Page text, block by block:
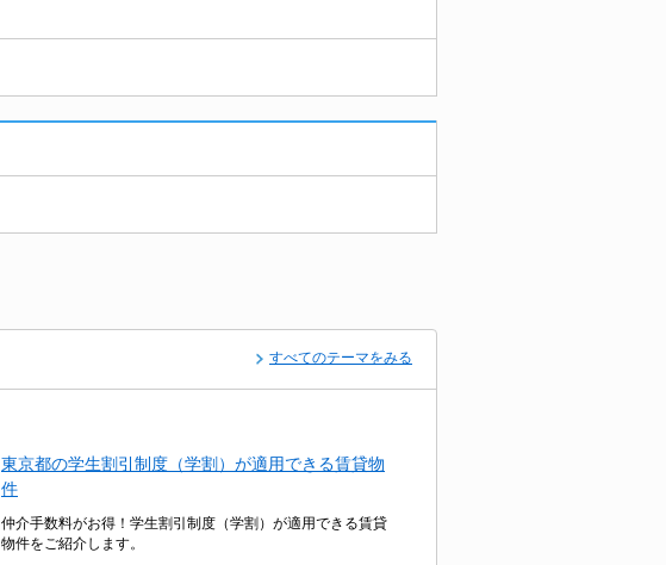
すべてのテーマをみる
東京都の学生割引制度（学割）が適用できる賃貸物
件
仲介手数料がお得！学生割引制度（学割）が適用できる賃貸
物件をご紹介します。